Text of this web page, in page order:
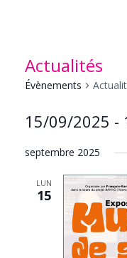
Actualités
Évènements
15/09/2025 -
une
septembre 2025
LUN
15